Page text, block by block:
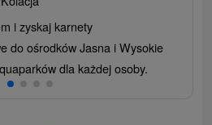
i zyskaj karnety
do ośrodków Jasna i Wysokie
dla każdej osoby.